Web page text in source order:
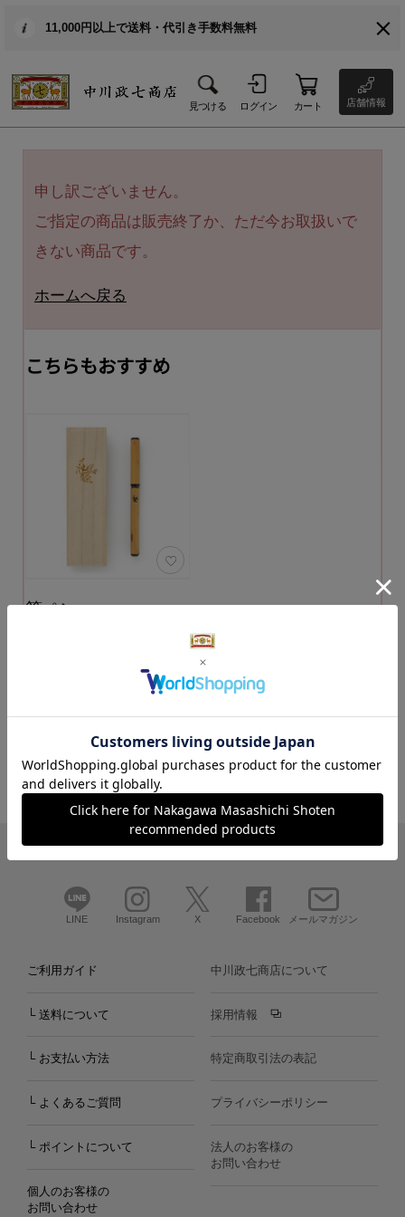
11,000円以上で送料・代引き手数料無料
見つける ログイン カート 店舗情報
申し訳ございません。
ご指定の商品は販売終了か、ただ今お取扱いで
きない商品です。
ホームへ戻る
こちらもおすすめ
筆ペン
カートに入れる
LINE Instagram X Facebook メールマガジン
ご利用ガイド
└ 送料について
└ お支払い方法
└ よくあるご質問
└ ポイントについて
個人のお客様の
お問い合わせ
中川政七商店について
採用情報
特定商取引法の表記
プライバシーポリシー
法人のお客様の
お問い合わせ